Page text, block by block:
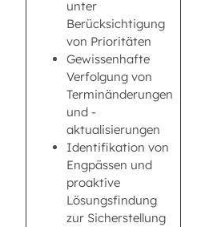
unter
Berücksichtigung
von Prioritäten
Gewissenhafte
Verfolgung von
Terminänderungen
und -
aktualisierungen
Identifikation von
Engpässen und
proaktive
Lösungsfindung
zur Sicherstellung